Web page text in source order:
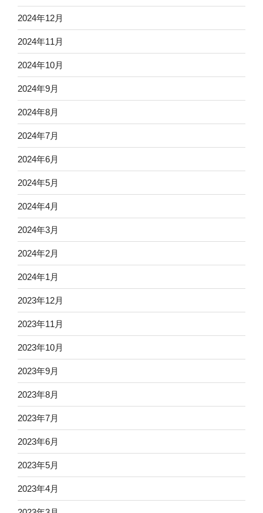
2024年12月
2024年11月
2024年10月
2024年9月
2024年8月
2024年7月
2024年6月
2024年5月
2024年4月
2024年3月
2024年2月
2024年1月
2023年12月
2023年11月
2023年10月
2023年9月
2023年8月
2023年7月
2023年6月
2023年5月
2023年4月